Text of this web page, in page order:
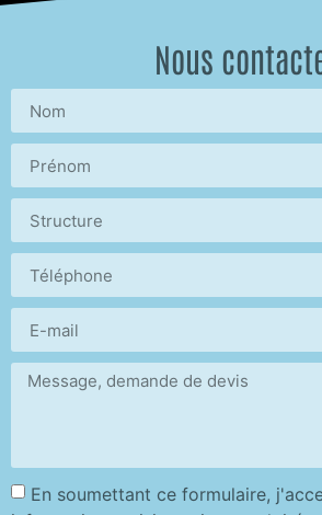
Nous
En soumettant ce formulaire,